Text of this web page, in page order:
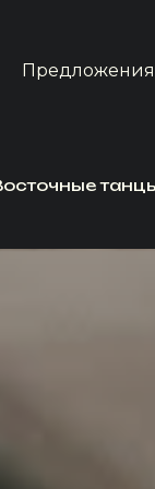
Предложения
Предложения